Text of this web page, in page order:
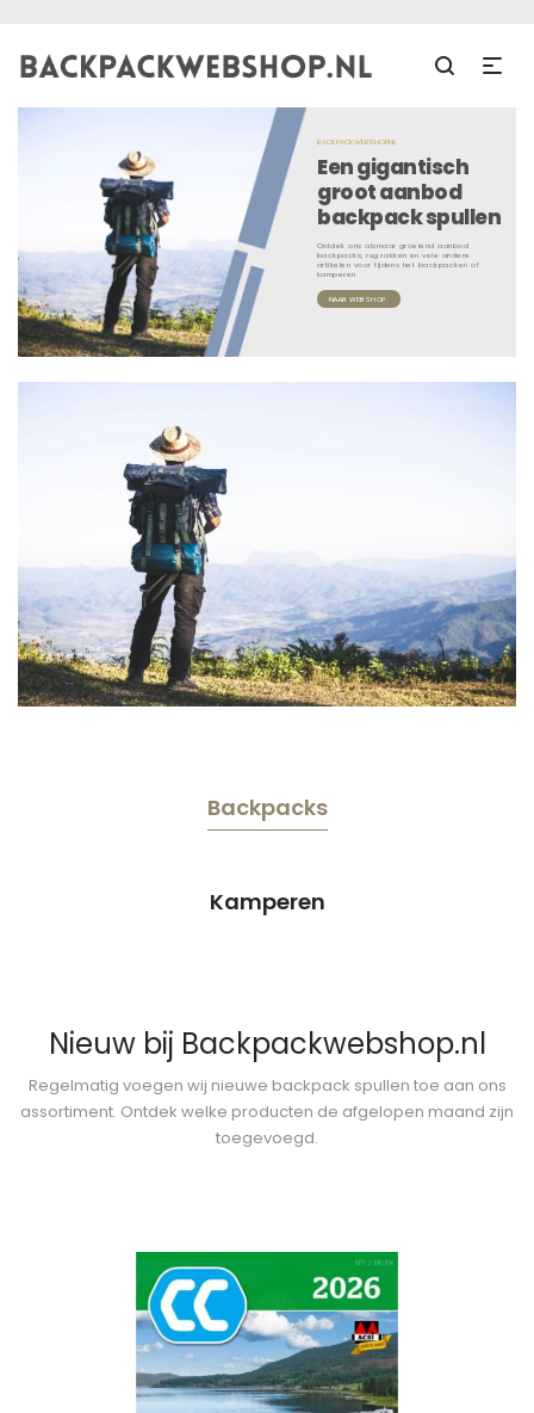
BACKPACKWEBSHOP.NL
Een gigantisch
groot aanbod
backpack spullen
Ontdek ons alsmaar groeiend aanbod
backpacks, rugzakken en vele andere
artikelen voor tijdens het backpacken of
kamperen
NAAR WEBSHOP
Backpacks
Kamperen
Nieuw bij Backpackwebshop.nl
Regelmatig voegen wij nieuwe backpack spullen toe aan ons
assortiment. Ontdek welke producten de afgelopen maand zijn
toegevoegd.